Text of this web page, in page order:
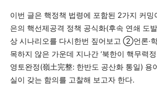
이번 글은 핵정책 법령에 포함된 2가지 커
은의 핵선제공격 정책 공식화(후속 연쇄 도
상 시나리오를 다시한번 짚어보고 ②언론·
목하지 않은 가운데 지나간 ‘북한이 핵무력
영토완정(嶺土完整: 한반도 공산화 통일) 용
실이 갖는 함의를 고찰해 보고자 한다.